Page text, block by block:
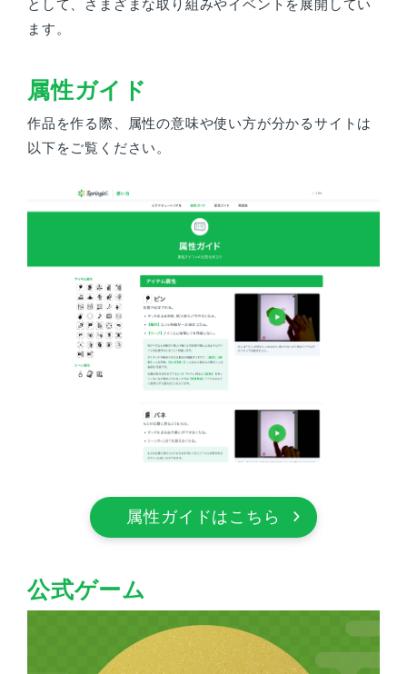
として、さまざまな取り組みやイベントを展開してい
ます。
属性ガイド
作品を作る際、属性の意味や使い方が分かるサイトは
以下をご覧ください。
属性ガイドはこちら
公式ゲーム